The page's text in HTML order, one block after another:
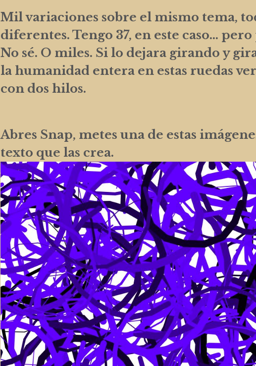
Mil variaciones sobre el mismo tema,
diferentes. Tengo 37, en este caso…
No sé. O miles. Si lo dejara girando y
la humanidad entera en estas ruedas
con dos hilos.
Abres Snap, metes una de estas
texto que las crea.